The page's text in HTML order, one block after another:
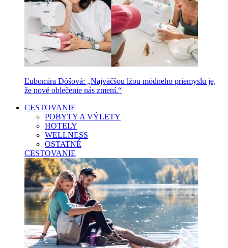
Ľubomíra Dóšová: „Najväčšou lžou módneho priemyslu je,
že nové oblečenie nás zmení.“
CESTOVANIE
POBYTY A VÝLETY
HOTELY
WELLNESS
OSTATNÉ
CESTOVANIE